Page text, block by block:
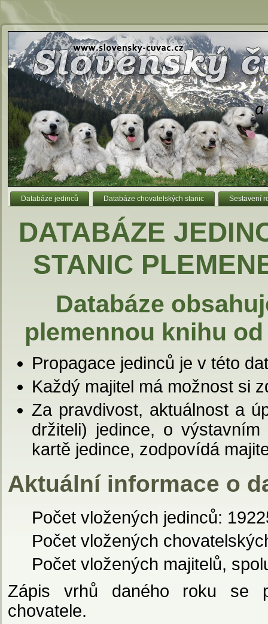
Databáze jedinců Databáze chovatelských stanic Sestavení
DATABÁZE
STANIC
Databáze
plemennou knihu
Propagace jedinců je v této
Každý majitel má možnost si
Za pravdivost, aktuálnost a
držiteli) jedince, o
kartě jedince, zodpovídá
Aktuální informace o
Počet vložených jedinců:
Počet vložených
Počet vložených majitelů,
Zápis vrhů daného roku se
chovatele.